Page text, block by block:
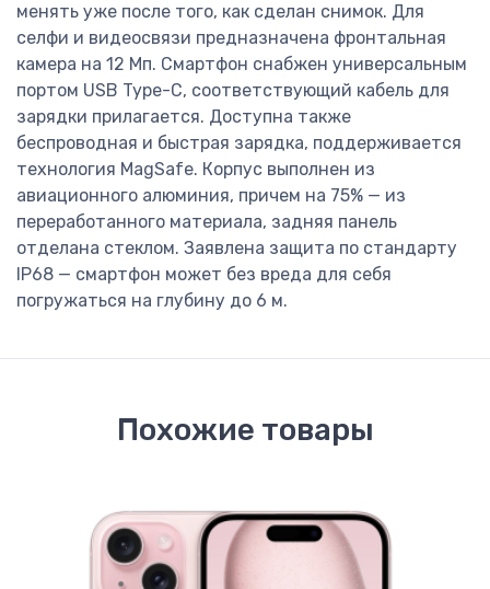
менять уже после того, как сделан снимок. Для
селфи и видеосвязи предназначена фронтальная
камера на 12 Мп. Смартфон снабжен универсальным
портом USB Type-C, соответствующий кабель для
зарядки прилагается. Доступна также
беспроводная и быстрая зарядка, поддерживается
технология MagSafe. Корпус выполнен из
авиационного алюминия, причем на 75% — из
переработанного материала, задняя панель
отделана стеклом. Заявлена защита по стандарту
IP68 — смартфон может без вреда для себя
погружаться на глубину до 6 м.
Похожие товары